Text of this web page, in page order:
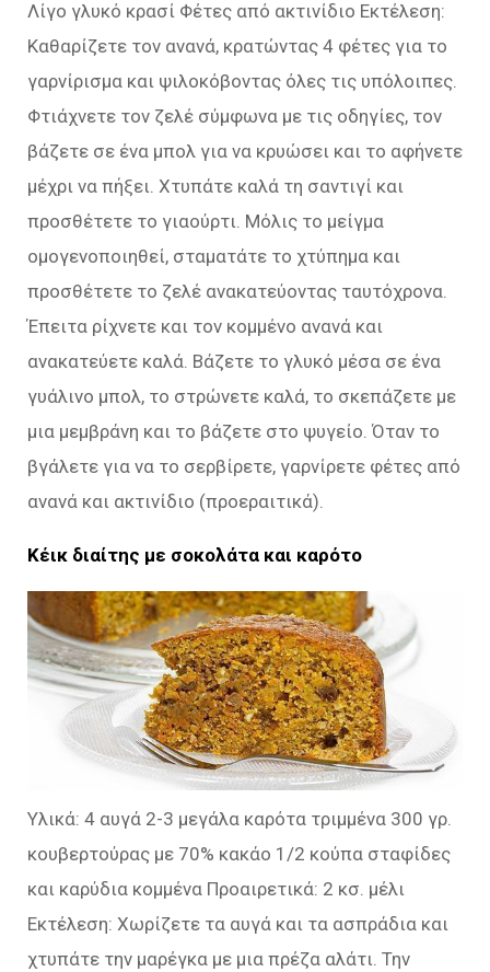
Λίγο γλυκό κρασί Φέτες από ακτινίδιο Εκτέλεση:
Καθαρίζετε τον ανανά, κρατώντας 4 φέτες για το
γαρνίρισμα και ψιλοκόβοντας όλες τις υπόλοιπες.
Φτιάχνετε τον ζελέ σύμφωνα με τις οδηγίες, τον
βάζετε σε ένα μπολ για να κρυώσει και το αφήνετε
μέχρι να πήξει. Χτυπάτε καλά τη σαντιγί και
προσθέτετε το γιαούρτι. Μόλις το μείγμα
ομογενοποιηθεί, σταματάτε το χτύπημα και
προσθέτετε το ζελέ ανακατεύοντας ταυτόχρονα.
Έπειτα ρίχνετε και τον κομμένο ανανά και
ανακατεύετε καλά. Βάζετε το γλυκό μέσα σε ένα
γυάλινο μπολ, το στρώνετε καλά, το σκεπάζετε με
μια μεμβράνη και το βάζετε στο ψυγείο. Όταν το
βγάλετε για να το σερβίρετε, γαρνίρετε φέτες από
ανανά και ακτινίδιο (προεραιτικά).
Κέικ διαίτης με σοκολάτα και καρότο
Υλικά: 4 αυγά 2-3 μεγάλα καρότα τριμμένα 300 γρ.
κουβερτούρας με 70% κακάο 1/2 κούπα σταφίδες
και καρύδια κομμένα Προαιρετικά: 2 κσ. μέλι
Εκτέλεση: Χωρίζετε τα αυγά και τα ασπράδια και
χτυπάτε την μαρέγκα με μια πρέζα αλάτι. Την